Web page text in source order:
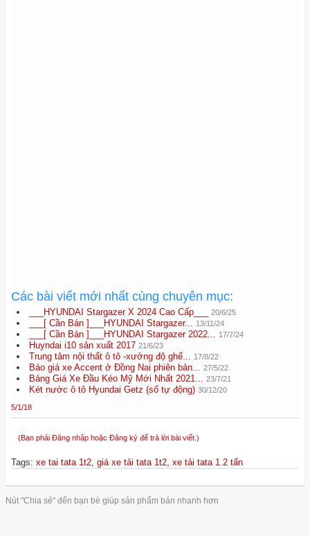
Các bài viết mới nhất cùng chuyên mục:
___HYUNDAI Stargazer X 2024 Cao Cấp___ 20/6/25
___[ Cần Bán ]___HYUNDAI Stargazer... 13/11/24
___[ Cần Bán ]___HYUNDAI Stargazer 2022... 17/7/24
Huyndai i10 sản xuất 2017 21/6/23
Trung tâm nội thất ô tô -xưởng độ ghế... 17/8/22
Báo giá xe Accent ở Đồng Nai phiên bản... 27/5/22
Bảng Giá Xe Đầu Kéo Mỹ Mới Nhất 2021... 23/7/21
Két nước ô tô Hyundai Getz (số tự động) 30/12/20
5/1/18
(Bạn phải Đăng nhập hoặc Đăng ký để trả lời bài viết.)
Tags: xe tai tata 1t2, giá xe tải tata 1t2, xe tải tata 1.2 tấn
Nút "Chia sẻ" đến bạn bè giúp sản phẩm bán nhanh hơn